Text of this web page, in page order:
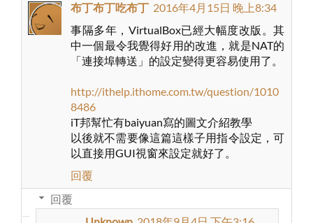
布丁布丁吃布丁 2016年4月15日 晚上8:34
事隔多年，VirtualBox已經大幅度改版。其
中一個最令我覺得好用的改進，就是NAT的
「連接埠轉送」的設定變得更容易使用了。
http://ithelp.ithome.com.tw/question/1010
8486
iT邦幫忙有baiyuan寫的圖文介紹教學
以後就不需要像這篇這樣子用指令設定，可
以直接用GUI視窗來設定就好了。
回覆
回覆